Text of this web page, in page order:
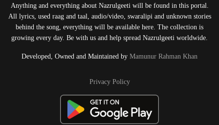
Anything and everything about Nazrulgeeti will be found in this portal.
All lyrics, used raag and taal, audio/video, swaralipi and unknown stories
behind the song, everything will be available here. The collection is
growing every day. Be with us and help spread Nazrulgeeti worldwide.
Developed, Owned and Maintained by Mamunur Rahman Khan
Privacy Policy